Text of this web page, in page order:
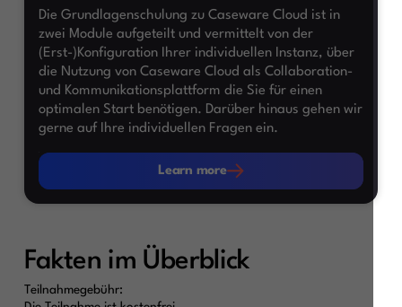
Die Grundlagenschulung zu Caseware Cloud ist in
zwei Module aufgeteilt und vermittelt von der
(Erst-)Konfiguration Ihrer individuellen Instanz, über
die Nutzung von Caseware Cloud als Collaboration-
und Kommunikationsplattform die Sie für einen
optimalen Start benötigen. Darüber hinaus gehen wir
gerne auf Ihre individuellen Fragen ein.
Learn more
Learn more
Fakten im Überblick
Teilnahmegebühr: